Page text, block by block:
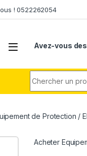
! 0522262054
Avez-vous
de Protection /
Acheter